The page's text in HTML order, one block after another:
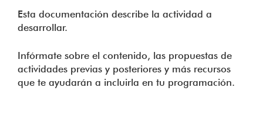
Esta documentación describe la actividad a
desarrollar.
Infórmate sobre el contenido, las propuestas de
actividades previas y posteriores y más recursos
que te ayudarán a incluirla en tu programación.